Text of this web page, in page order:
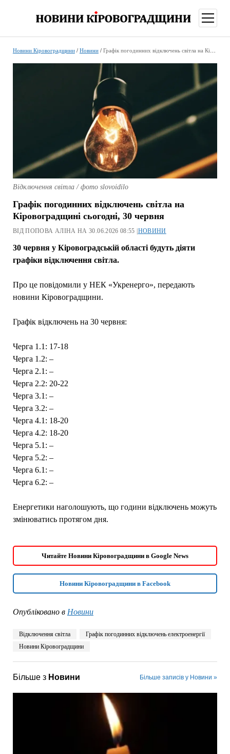
меню
Новини Кіровоградщини/ Новини/ Графік погодинних відключень світла на Кіровоградщині сьогодні, 30 червня
Відключення світла / фото slovoidilo
Графік погодинних відключень світла на
Кіровоградщині сьогодні, 30 червня
ВІД ПОПОВА АЛІНА НА 30.06.2026 08:55 |НОВИНИ
30 червня у Кіровоградській області будуть діяти
графіки відключення світла.
Про це повідомили у НЕК «Укренерго», передають
новини Кіровоградщини.
Графік відключень на 30 червня:
Черга 1.1: 17-18
Черга 1.2: –
Черга 2.1: –
Черга 2.2: 20-22
Черга 3.1: –
Черга 3.2: –
Черга 4.1: 18-20
Черга 4.2: 18-20
Черга 5.1: –
Черга 5.2: –
Черга 6.1: –
Черга 6.2: –
Енергетики наголошують, що години відключень можуть
змінюватись протягом дня.
Читайте Новини Кіровоградщини в Google News
Новини Кіровоградщини в Facebook
Опубліковано в Новини
Відключення світла
Графік погодинних відключень електроенергії
Новини Кіровоградщини
Більше з Новини Більше записів у Новини »